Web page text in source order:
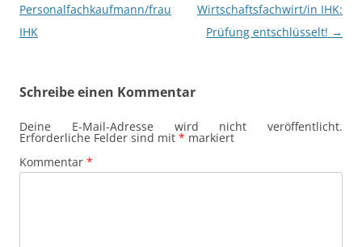
Personalfachkaufmann/frau
IHK
Wirtschaftsfachwirt/in IHK:
Prüfung entschlüsselt! →
Schreibe einen Kommentar
Deine E-Mail-Adresse wird nicht veröffentlicht.
Erforderliche Felder sind mit * markiert
Kommentar *